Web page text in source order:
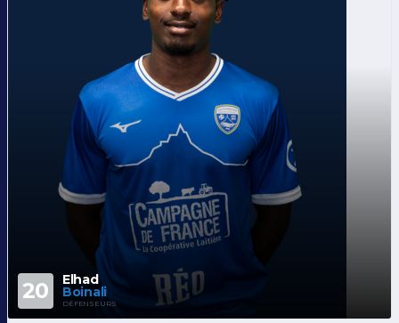
20 Elhad
Boinali
DÉFENSEURS